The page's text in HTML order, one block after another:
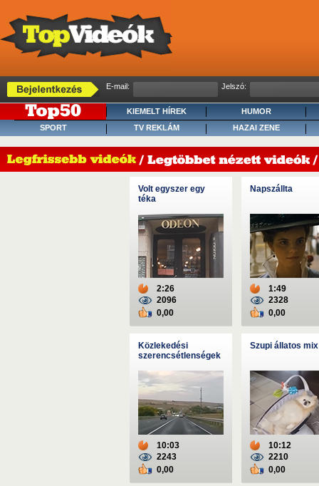
E-mail: Jelszó:
KIEMELT HÍREK
HUMOR
SPORT
TV REKLÁM HAZAI ZENE
Volt egyszer egy
téka
2:26
2096
0,00
Napszállta
1:49
2328
0,00
Közlekedési
szerencsétlenségek
10:03
2243
0,00
Szupi állatos mix
10:12
2210
0,00